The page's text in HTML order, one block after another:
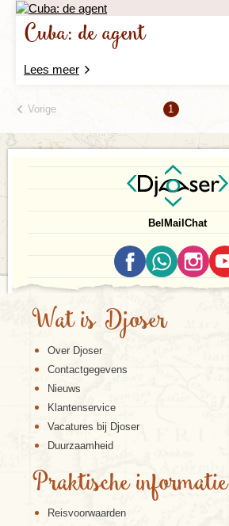
Cuba: de agent
Lees meer
Vorige 1
Bel Mail Chat
Wat is Djoser
Over Djoser
Contactgegevens
Nieuws
Klantenservice
Vacatures bij Djoser
Duurzaamheid
Praktische informatie
Reisvoorwaarden